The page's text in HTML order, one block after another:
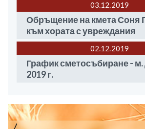
03.12 2019
Обръщение на кмета Соня
към хората с увреждания
02.12 2019
График сметосъбиране -
2019 г.